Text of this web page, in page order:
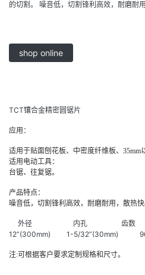
的切割。 噪音低，切割锋利高效，耐磨耐用
shop online
TCT镶合金精密圆锯片
应用 ：
适用于贴面刨花板、中密度纤维板、35mm
适用电动工具：
台锯、往复锯。
产品特点：
噪音低，切割锋利高效，耐磨耐用，散热快
外径 内孔 齿数
12”(300mm) 1-5/32”(30mm)
注:可根据客户要求定制规格和尺寸。